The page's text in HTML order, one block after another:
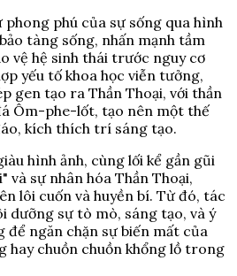
phong phú của sự sống qua hình
tàng sống, nhấn mạnh tầm
vệ hệ sinh thái trước nguy cơ
yếu tố khoa học viễn tưởng,
gen tạo ra Thần Thoại, với thần
Ôm-phe-lốt, tạo nên một thế
kích thích trí sáng tạo.
hình ảnh, cùng lối kể gần gũi
và sự nhân hóa Thần Thoại,
lôi cuốn và huyền bí. Từ đó, tác
dưỡng sự tò mò, sáng tạo, và ý
ngăn chặn sự biến mất của
hay chuồn chuồn khổng lồ trong